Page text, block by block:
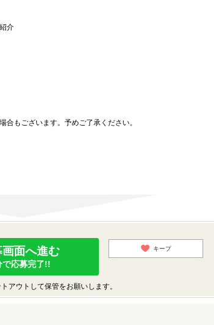
介
もございます。予めご了承ください。
画面へ進む
で応募完了!!
キープ
アウトして保管をお願いします。